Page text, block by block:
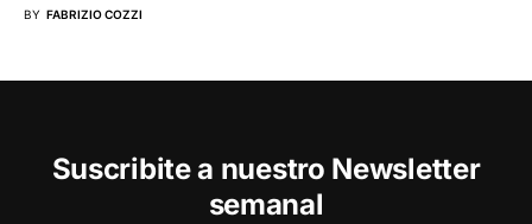
BY FABRIZIO COZZI
Suscribite a nuestro Newsletter
semanal